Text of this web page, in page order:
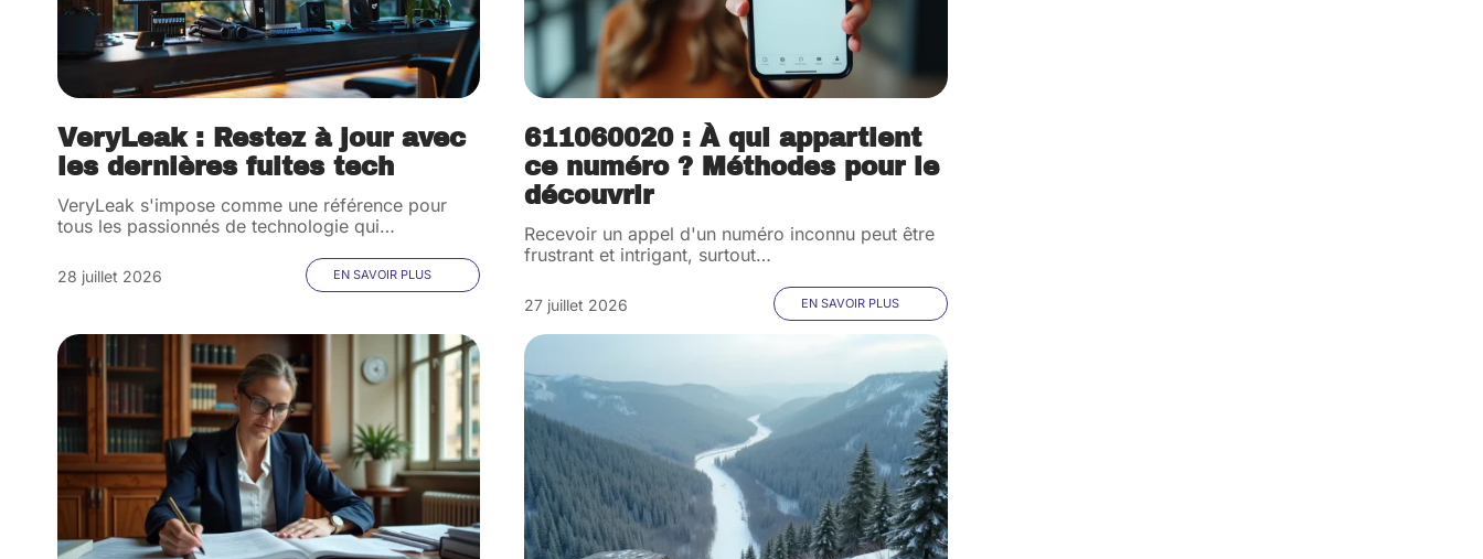
VeryLeak : Restez à jour avec
les dernières fuites tech
VeryLeak s'impose comme une référence pour
tous les passionnés de technologie qui…
28 juillet 2026 EN SAVOIR PLUS
611060020 : À qui appartient
ce numéro ? Méthodes pour le
découvrir
Recevoir un appel d'un numéro inconnu peut être
frustrant et intrigant, surtout…
27 juillet 2026 EN SAVOIR PLUS